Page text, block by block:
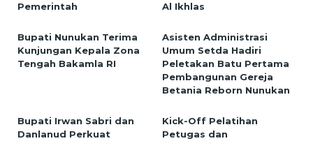
Pemerintah
Al Ikhlas
Bupati Nunukan Terima
Kunjungan Kepala Zona
Tengah Bakamla RI
Asisten Administrasi
Umum Setda Hadiri
Peletakan Batu Pertama
Pembangunan Gereja
Betania Reborn Nunukan
Bupati Irwan Sabri dan
Danlanud Perkuat
Kick-Off Pelatihan
Petugas dan